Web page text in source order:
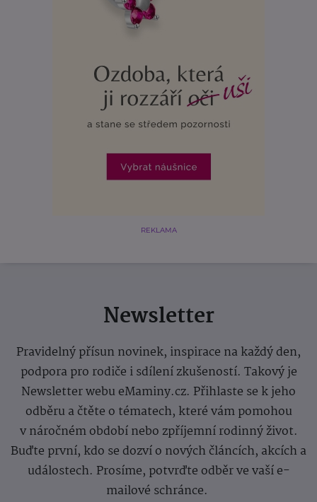
REKLAMA
Newsletter
Pravidelný přísun novinek, inspirace na každý den,
podpora pro rodiče i sdílení zkušeností. Takový je
Newsletter webu eMaminy.cz. Přihlaste se k jeho
odběru a čtěte o tématech, které vám pomohou
v náročném období nebo zpříjemní rodinný život.
Buďte první, kdo se dozví o nových článcích, akcích a
událostech. Prosíme, potvrďte odběr ve vaší e-
mailové schránce.